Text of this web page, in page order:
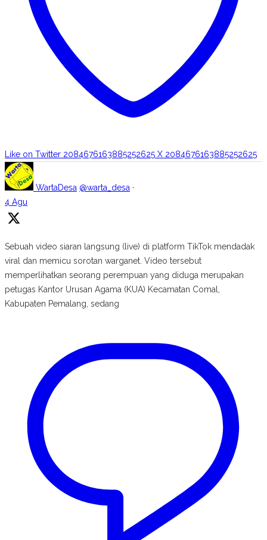
Like on Twitter 2084676163885252625 X 2084676163885252625
WartaDesa @warta_desa ·
4 Agu
Sebuah video siaran langsung (live) di platform TikTok mendadak
viral dan memicu sorotan warganet. Video tersebut
memperlihatkan seorang perempuan yang diduga merupakan
petugas Kantor Urusan Agama (KUA) Kecamatan Comal,
Kabupaten Pemalang, sedang